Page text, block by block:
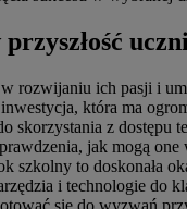
rozwijaniu ich pasji i
która ma
skorzystania z dostępu
jak mogą one
szkolny to doskonała
i technologie do
się do wyzwań